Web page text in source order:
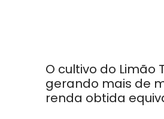
O cultivo do Limão
gerando mais de
renda obtida